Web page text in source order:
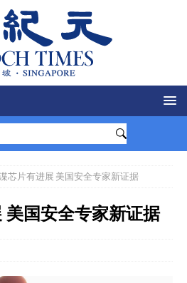
芯片有进展 美国安全专家新证据
美国安全专家新证据